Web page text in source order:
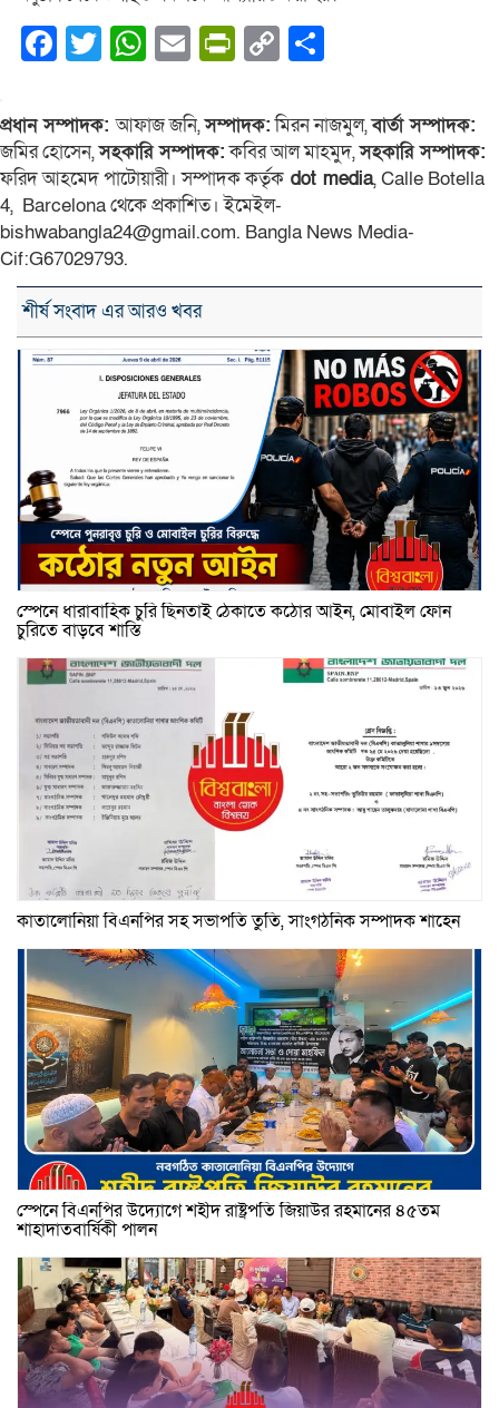
Facebook
Twitter
WhatsApp
EmailPrintFriendly
Copy
প্রধান সম্পাদক:আফাজ জনি,সম্পাদক:মিরন নাজমুল,বার্তা সম্পাদক:
জমির হোসেন,সহকারি সম্পাদক:কবির আল মাহমুদ,সহকারি সম্পাদক:
ফরিদ আহমেদ পাটোয়ারী। সম্পাদক কর্তৃক dot media, Calle Botella
4, Barcelona থেকে প্রকাশিত। ইমেইল-
bishwabangla24@gmail.com. Bangla News Media-
Cif:G67029793.
শীর্ষ সংবাদ এর আরও খবর
স্পেনে ধারাবাহিক চুরি ছিনতাই ঠেকাতে কঠোর আইন, মোবাইল ফোন
চুরিতে বাড়বে শাস্তি
কাতালোনিয়া বিএনপির সহ সভাপতি তুতি, সাংগঠনিক সম্পাদক শাহেন
স্পেনে বিএনপির উদ্যোগে শহীদ রাষ্ট্রপতি জিয়াউর রহমানের ৪৫তম
শাহাদাতবার্ষিকী পালন